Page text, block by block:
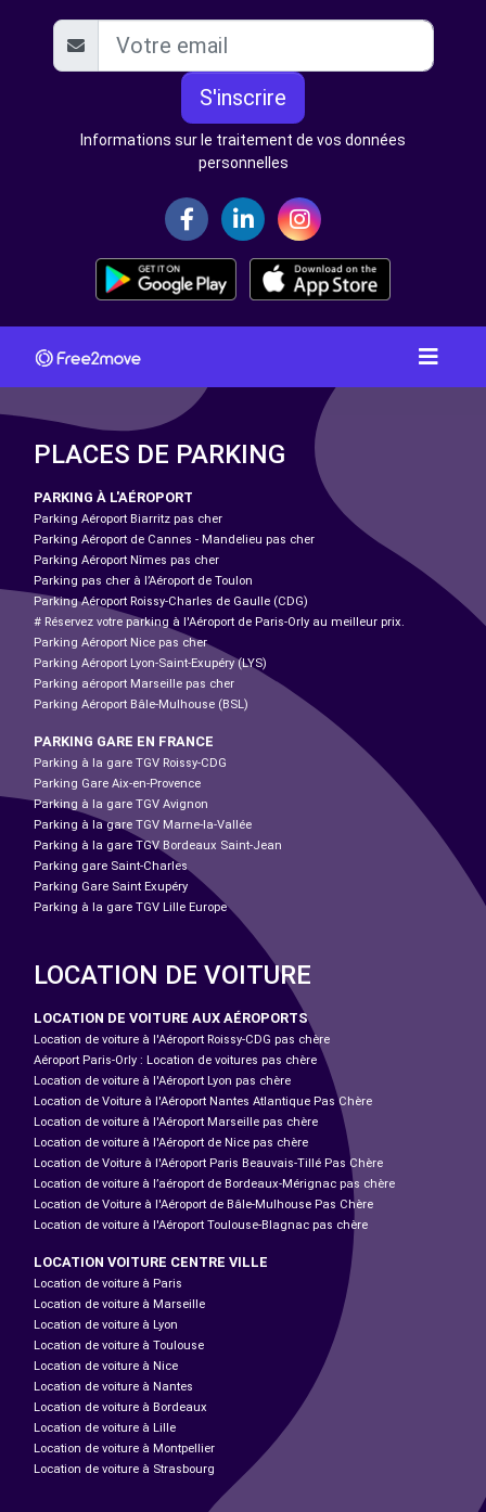
S'inscrire
Informations sur le traitement de vos données
personnelles
PLACES DE PARKING
PARKING À L'AÉROPORT
Parking Aéroport Biarritz pas cher
Parking Aéroport de Cannes - Mandelieu pas cher
Parking Aéroport Nîmes pas cher
Parking pas cher à l’Aéroport de Toulon
Parking Aéroport Roissy-Charles de Gaulle (CDG)
# Réservez votre parking à l'Aéroport de Paris-Orly au meilleur prix.
Parking Aéroport Nice pas cher
Parking Aéroport Lyon-Saint-Exupéry (LYS)
Parking aéroport Marseille pas cher
Parking Aéroport Bâle-Mulhouse (BSL)
PARKING GARE EN FRANCE
Parking à la gare TGV Roissy-CDG
Parking Gare Aix-en-Provence
Parking à la gare TGV Avignon
Parking à la gare TGV Marne-la-Vallée
Parking à la gare TGV Bordeaux Saint-Jean
Parking gare Saint-Charles
Parking Gare Saint Exupéry
Parking à la gare TGV Lille Europe
LOCATION DE VOITURE
LOCATION DE VOITURE AUX AÉROPORTS
Location de voiture à l'Aéroport Roissy-CDG pas chère
Aéroport Paris-Orly : Location de voitures pas chère
Location de voiture à l'Aéroport Lyon pas chère
Location de Voiture à l'Aéroport Nantes Atlantique Pas Chère
Location de voiture à l'Aéroport Marseille pas chère
Location de voiture à l'Aéroport de Nice pas chère
Location de Voiture à l'Aéroport Paris Beauvais-Tillé Pas Chère
Location de voiture à l’aéroport de Bordeaux-Mérignac pas chère
Location de Voiture à l'Aéroport de Bâle-Mulhouse Pas Chère
Location de voiture à l'Aéroport Toulouse-Blagnac pas chère
LOCATION VOITURE CENTRE VILLE
Location de voiture à Paris
Location de voiture à Marseille
Location de voiture à Lyon
Location de voiture à Toulouse
Location de voiture à Nice
Location de voiture à Nantes
Location de voiture à Bordeaux
Location de voiture à Lille
Location de voiture à Montpellier
Location de voiture à Strasbourg